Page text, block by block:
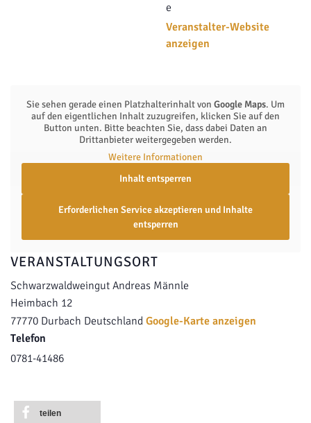
e
Veranstalter-Website
anzeigen
VERANSTALTUNGSORT
Schwarzwaldweingut Andreas Männle
Heimbach 12
77770 Durbach Deutschland Google-Karte anzeigen
Telefon
0781-41486
Sie sehen gerade einen Platzhalterinhalt von Google Maps. Um
auf den eigentlichen Inhalt zuzugreifen, klicken Sie auf den
Button unten. Bitte beachten Sie, dass dabei Daten an
Drittanbieter weitergegeben werden.
Weitere Informationen
Inhalt entsperren
Erforderlichen Service akzeptieren und Inhalte
entsperren
teilen